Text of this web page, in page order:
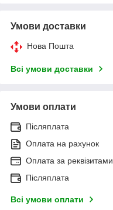
Умови доставки
Нова Пошта
Всі умови доставки
Умови оплати
Післяплата
Оплата на рахунок
Оплата за реквізитами
Післяплата
Всі умови оплати